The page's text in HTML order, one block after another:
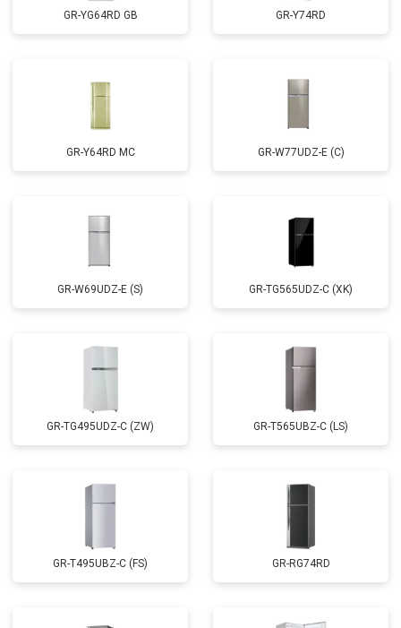
GR-YG64RD GB GR-Y74RD
GR-Y64RD MC GR-W77UDZ-E (C)
GR-W69UDZ-E (S) GR-TG565UDZ-C (XK)
GR-TG495UDZ-C (ZW) GR-T565UBZ-C (LS)
GR-T495UBZ-C (FS) GR-RG74RD